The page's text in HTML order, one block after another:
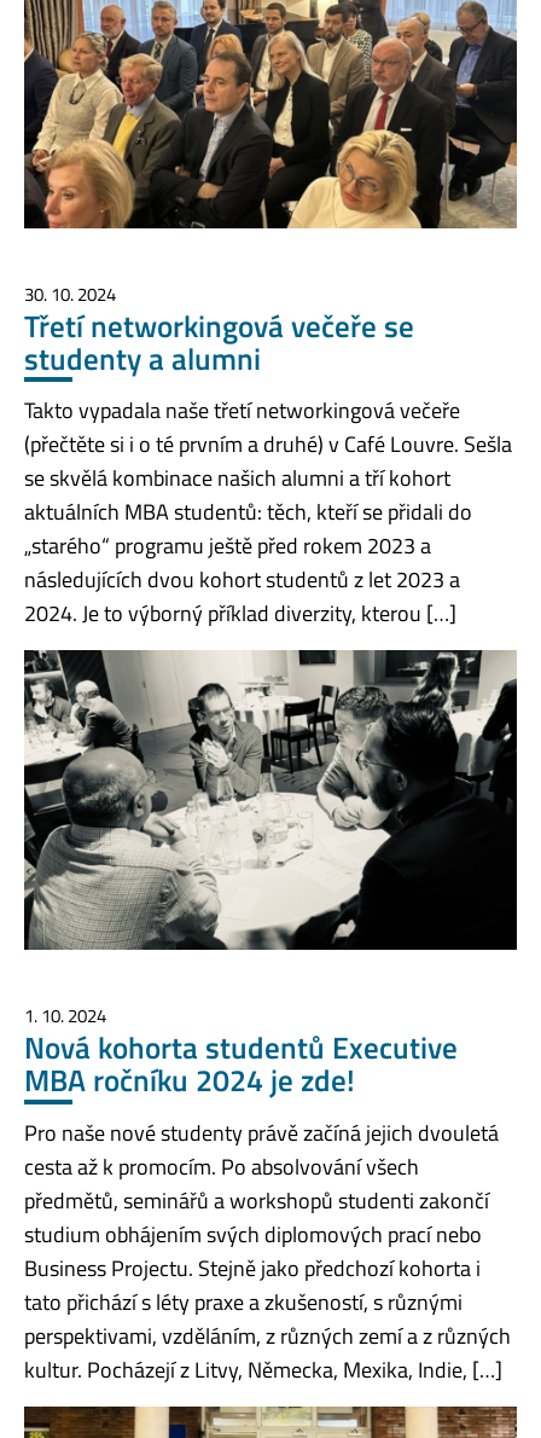
30. 10. 2024
Třetí networkingová večeře se
studenty a alumni
Takto vypadala naše třetí networkingová večeře
(přečtěte si i o té prvním a druhé) v Café Louvre. Sešla
se skvělá kombinace našich alumni a tří kohort
aktuálních MBA studentů: těch, kteří se přidali do
„starého“ programu ještě před rokem 2023 a
následujících dvou kohort studentů z let 2023 a
2024. Je to výborný příklad diverzity, kterou […]
1. 10. 2024
Nová kohorta studentů Executive
MBA ročníku 2024 je zde!
Pro naše nové studenty právě začíná jejich dvouletá
cesta až k promocím. Po absolvování všech
předmětů, seminářů a workshopů studenti zakončí
studium obhájením svých diplomových prací nebo
Business Projectu. Stejně jako předchozí kohorta i
tato přichází s léty praxe a zkušeností, s různými
perspektivami, vzděláním, z různých zemí a z různých
kultur. Pocházejí z Litvy, Německa, Mexika, Indie, […]